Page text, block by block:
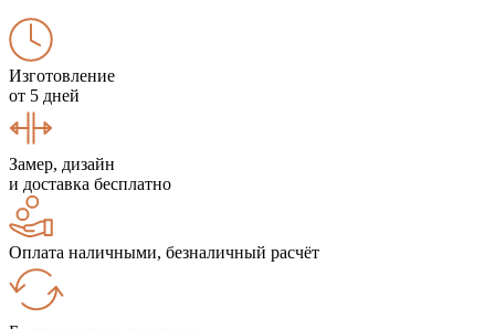
Изготовление
от 5 дней
Замер, дизайн
и доставка бесплатно
Оплата наличными, безналичный расчёт